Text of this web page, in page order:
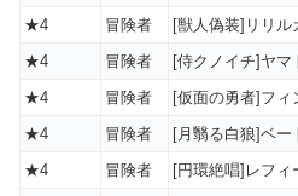
★4
冒険者 [獣人偽装]リリル
★4
冒険者 [侍クノイチ]ヤマ
★4
冒険者 [仮面の勇者]フィ
★4
冒険者 [月翳る白狼]ベー
★4
冒険者 [円環絶唱]レフィ